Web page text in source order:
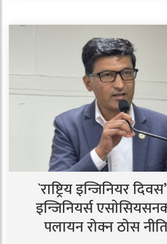
`राष्ट्रिय इन्जिनियर
इन्जिनियर्स
पलायन रोक्न ठोस